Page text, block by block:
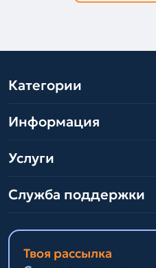
Категории
Информация
Услуги
Служба поддержки
Твоя рассылка